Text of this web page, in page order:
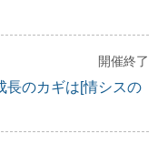
開催終了
長のカギは[情シスの